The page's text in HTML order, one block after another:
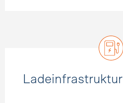
Ladeinfrastruktur